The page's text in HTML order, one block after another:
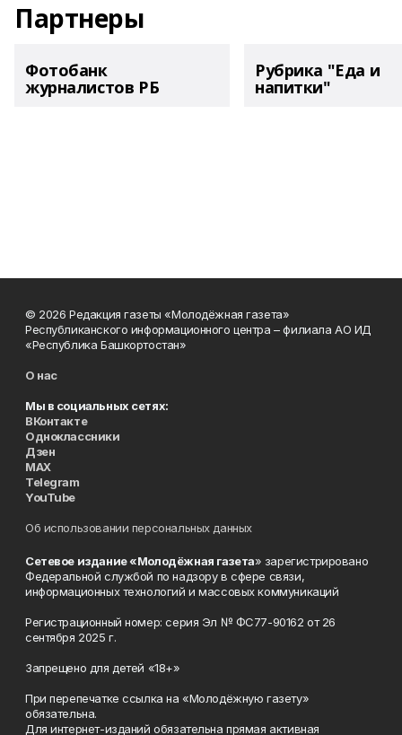
Партнеры
Фотобанк
журналистов РБ
Рубрика "Еда и
напитки"
© 2026 Редакция газеты «Молодёжная газета»
Республиканского информационного центра – филиала АО ИД
«Республика Башкортостан»
О нас
Мы в социальных сетях:
ВКонтакте
Одноклассники
Дзен
MAX
Telegram
YouTube
Об использовании персональных данных
Сетевое издание «Молодёжная газета» зарегистрировано
Федеральной службой по надзору в сфере связи,
информационных технологий и массовых коммуникаций
Регистрационный номер: серия Эл № ФС77-90162 от 26
сентября 2025 г.
Запрещено для детей «18+»
При перепечатке ссылка на «Молодёжную газету»
обязательна.
Для интернет-изданий обязательна прямая активная